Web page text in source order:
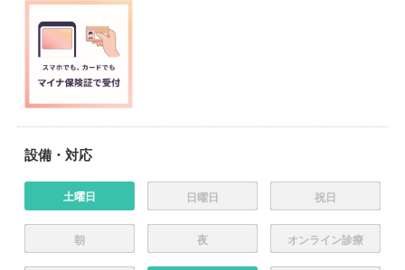
設備・対応
土曜日 日曜日 祝日
朝 夜 オンライン診療